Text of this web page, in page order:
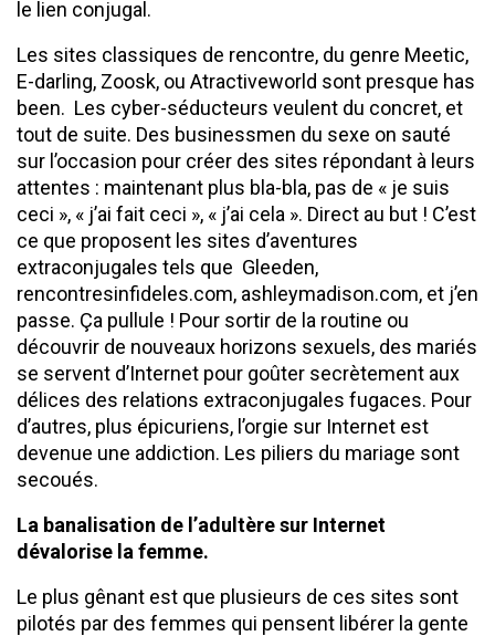
le lien conjugal.
Les sites classiques de rencontre, du genre Meetic,
E-darling, Zoosk, ou Atractiveworld sont presque has
been. Les cyber-séducteurs veulent du concret, et
tout de suite. Des businessmen du sexe on sauté
sur l’occasion pour créer des sites répondant à leurs
attentes : maintenant plus bla-bla, pas de « je suis
ceci », « j’ai fait ceci », « j’ai cela ». Direct au but ! C’est
ce que proposent les sites d’aventures
extraconjugales tels que Gleeden,
rencontresinfideles.com, ashleymadison.com, et j’en
passe. Ça pullule ! Pour sortir de la routine ou
découvrir de nouveaux horizons sexuels, des mariés
se servent d’Internet pour goûter secrètement aux
délices des relations extraconjugales fugaces. Pour
d’autres, plus épicuriens, l’orgie sur Internet est
devenue une addiction. Les piliers du mariage sont
secoués.
La banalisation de l’adultère sur Internet
dévalorise la femme.
Le plus gênant est que plusieurs de ces sites sont
pilotés par des femmes qui pensent libérer la gente